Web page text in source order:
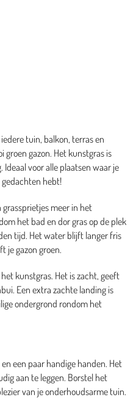
tuin, balkon, terras en
gazon. Het kunstgras is
voor alle plaatsen waar je
hebt!
grassprietjes meer in het
het bad en dor gras op de plek
tijd. Het water blijft langer fris
je gazon groen.
kunstgras. Het is zacht, geeft
Een extra zachte landing is
ondergrond rondom het
en een paar handige handen. Het
aan te leggen. Borstel het
van je onderhoudsarme tuin.